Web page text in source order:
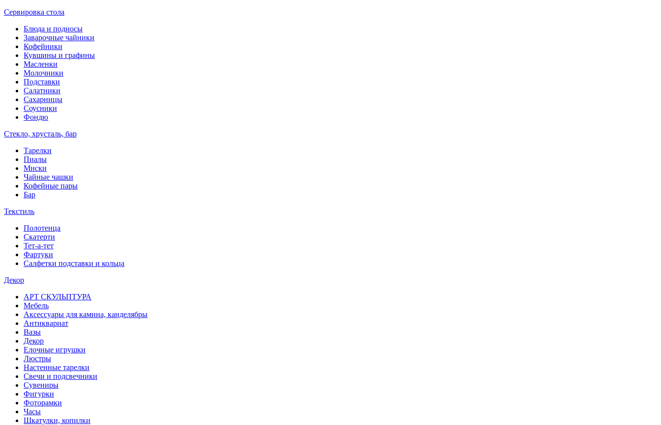
Сервировка стола
Блюда и подносы
Заварочные чайники
Кофейники
Кувшины и графины
Масленки
Молочники
Подставки
Салатники
Сахарницы
Соусники
Фондю
Стекло, хрусталь, бар
Тарелки
Пиалы
Миски
Чайные чашки
Кофейные пары
Бар
Текстиль
Полотенца
Скатерти
Тет-а-тет
Фартуки
Салфетки подставки и кольца
Декор
АРТ СКУЛЬПТУРА
Мебель
Аксессуары для камина, канделябры
Антиквариат
Вазы
Декор
Елочные игрушки
Люстры
Настенные тарелки
Свечи и подсвечники
Сувениры
Фигурки
Фоторамки
Часы
Шкатулки, копилки